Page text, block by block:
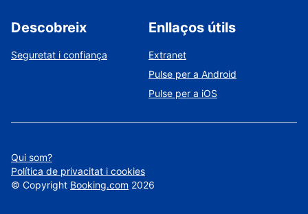
Descobreix
Seguretat i confiança
Enllaços útils
Extranet
Pulse per a Android
Pulse per a iOS
Qui som?
Política de privacitat i cookies
© Copyright Booking.com 2026